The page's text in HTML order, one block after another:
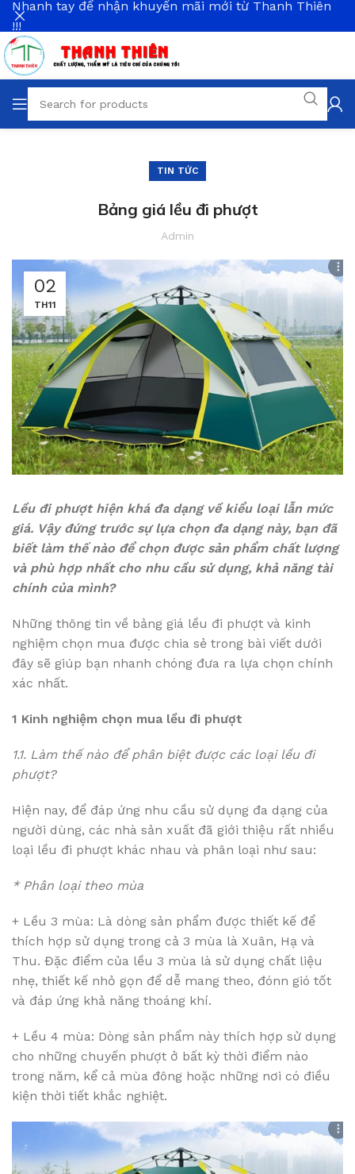
TIN TỨC
Bảng giá lều đi phượt
Admin
02
TH11
Lều đi phượt hiện khá đa dạng về kiểu loại lẫn mức
giá. Vậy đứng trước sự lựa chọn đa dạng này, bạn đã
biết làm thế nào để chọn được sản phẩm chất lượng
và phù hợp nhất cho nhu cầu sử dụng, khả năng tài
chính của mình?
Những thông tin về bảng giá lều đi phượt và kinh
nghiệm chọn mua được chia sẻ trong bài viết dưới
đây sẽ giúp bạn nhanh chóng đưa ra lựa chọn chính
xác nhất.
1 Kinh nghiệm chọn mua lều đi phượt
1.1. Làm thế nào để phân biệt được các loại lều đi
phượt?
Hiện nay, để đáp ứng nhu cầu sử dụng đa dạng của
người dùng, các nhà sản xuất đã giới thiệu rất nhiều
loại lều đi phượt khác nhau và phân loại như sau:
* Phân loại theo mùa
+ Lều 3 mùa: Là dòng sản phẩm được thiết kế để
thích hợp sử dụng trong cả 3 mùa là Xuân, Hạ và
Thu. Đặc điểm của lều 3 mùa là sử dụng chất liệu
nhẹ, thiết kế nhỏ gọn để dễ mang theo, đónn gió tốt
và đáp ứng khả năng thoáng khí.
+ Lều 4 mùa: Dòng sản phẩm này thích hợp sử dụng
cho những chuyến phượt ở bất kỳ thời điểm nào
trong năm, kể cả mùa đông hoặc những nơi có điều
kiện thời tiết khắc nghiệt.
Nhanh tay để nhận khuyến mãi mới từ Thanh Thiên
!!!